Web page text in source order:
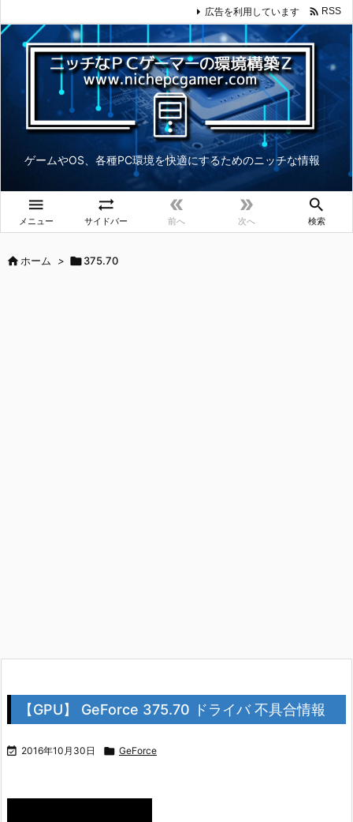
ゲームやOS、各種PC環境を快適にするためのニッチな情報

メニュー

サイドバー

前へ

次へ

検索
広告を利用しています  RSS
ホーム > 375.70
【GPU】 GeForce 375.70 ドライバ 不具合情報
 2016年10月30日  GeForce